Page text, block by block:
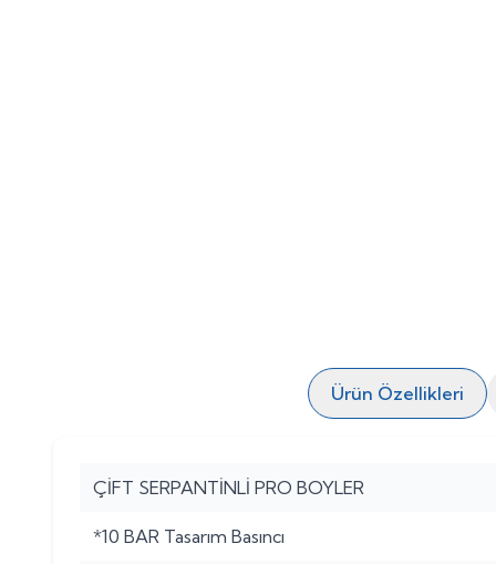
Ürün Özellikleri
ÇİFT SERPANTİNLİ PRO BOYLER
*10 BAR Tasarım Basıncı